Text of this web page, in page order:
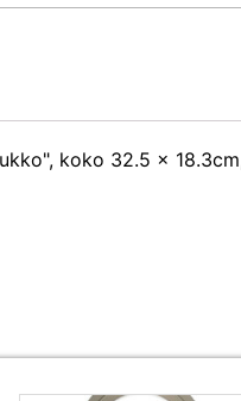
koko 32.5 x